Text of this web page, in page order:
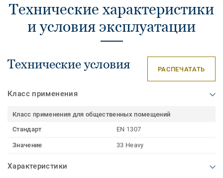
Технические характеристики
и условия эксплуатации
Технические условия РАСПЕЧАТАТЬ
Класс применения
Класс применения для общественных помещений
Стандарт
EN 1307
Значение 33 Heavy
Характеристики